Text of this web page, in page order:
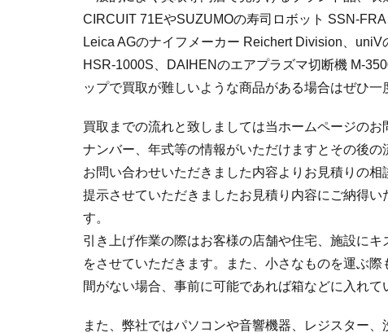
CIRCUIT 71EやSUZUMOの寿司ロボット SSN-
Leica AGのナイフメーカー Reichert Division、
HSR-1000S、DAIHENのエアプラズマ切断機 M-
ップで買取が難しいような商品がある場合はぜひ
買取までの流れと致しましては当ホームページの
ナンバー、年式等の情報がいただけますとその後の
お問い合わせいただきました内容よりお見積りの
提示させていただきましたお見積り内容にご納得
す。
引き上げ作業の際はお客様の店舗や住宅、施設に
をさせていただきます。また、小さなものを運ぶ
間がない場合、事前に可能であれば箱などに入れ
また、弊社ではパソコンや音響機器、レジスター